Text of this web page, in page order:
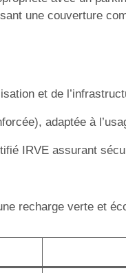
une couverture
et de
adaptée à
IRVE assurant
recharge verte et